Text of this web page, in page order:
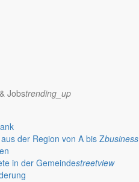
Jobstrending_up
der Region von A bis Zbusiness
in der Gemeindestreetview